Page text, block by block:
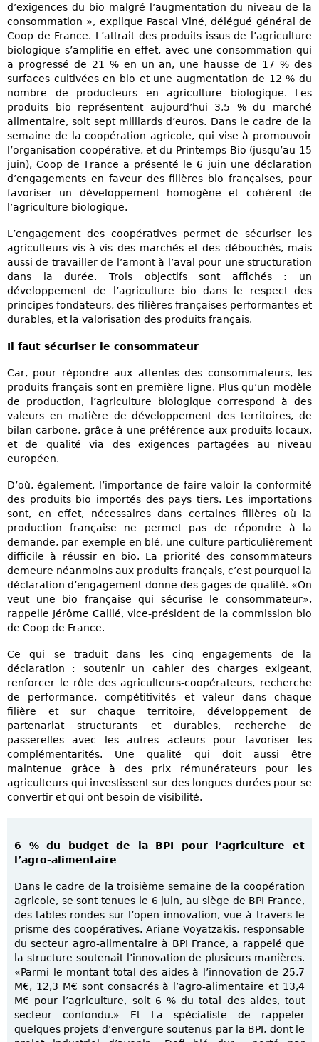
d’exigences du bio malgré l’augmentation du niveau de la
consommation », explique Pascal Viné, délégué général de
Coop de France. L’attrait des produits issus de l’agriculture
biologique s’amplifie en effet, avec une consommation qui
a progressé de 21 % en un an, une hausse de 17 % des
surfaces cultivées en bio et une augmentation de 12 % du
nombre de producteurs en agriculture biologique. Les
produits bio représentent aujourd’hui 3,5 % du marché
alimentaire, soit sept milliards d’euros. Dans le cadre de la
semaine de la coopération agricole, qui vise à promouvoir
l’organisation coopérative, et du Printemps Bio (jusqu’au 15
juin), Coop de France a présenté le 6 juin une déclaration
d’engagements en faveur des filières bio françaises, pour
favoriser un développement homogène et cohérent de
l’agriculture biologique.
L’engagement des coopératives permet de sécuriser les
agriculteurs vis-à-vis des marchés et des débouchés, mais
aussi de travailler de l’amont à l’aval pour une structuration
dans la durée. Trois objectifs sont affichés : un
développement de l’agriculture bio dans le respect des
principes fondateurs, des filières françaises performantes et
durables, et la valorisation des produits français.
Il faut sécuriser le consommateur
Car, pour répondre aux attentes des consommateurs, les
produits français sont en première ligne. Plus qu’un modèle
de production, l’agriculture biologique correspond à des
valeurs en matière de développement des territoires, de
bilan carbone, grâce à une préférence aux produits locaux,
et de qualité via des exigences partagées au niveau
européen.
D’où, également, l’importance de faire valoir la conformité
des produits bio importés des pays tiers. Les importations
sont, en effet, nécessaires dans certaines filières où la
production française ne permet pas de répondre à la
demande, par exemple en blé, une culture particulièrement
difficile à réussir en bio. La priorité des consommateurs
demeure néanmoins aux produits français, c’est pourquoi la
déclaration d’engagement donne des gages de qualité. «On
veut une bio française qui sécurise le consommateur»,
rappelle Jérôme Caillé, vice-président de la commission bio
de Coop de France.
Ce qui se traduit dans les cinq engagements de la
déclaration : soutenir un cahier des charges exigeant,
renforcer le rôle des agriculteurs-coopérateurs, recherche
de performance, compétitivités et valeur dans chaque
filière et sur chaque territoire, développement de
partenariat structurants et durables, recherche de
passerelles avec les autres acteurs pour favoriser les
complémentarités. Une qualité qui doit aussi être
maintenue grâce à des prix rémunérateurs pour les
agriculteurs qui investissent sur des longues durées pour se
convertir et qui ont besoin de visibilité.
6 % du budget de la BPI pour l’agriculture et
l’agro-alimentaire
Dans le cadre de la troisième semaine de la coopération
agricole, se sont tenues le 6 juin, au siège de BPI France,
des tables-rondes sur l’open innovation, vue à travers le
prisme des coopératives. Ariane Voyatzakis, responsable
du secteur agro-alimentaire à BPI France, a rappelé que
la structure soutenait l’innovation de plusieurs manières.
«Parmi le montant total des aides à l’innovation de 25,7
M€, 12,3 M€ sont consacrés à l’agro-alimentaire et 13,4
M€ pour l’agriculture, soit 6 % du total des aides, tout
secteur confondu.» Et La spécialiste de rappeler
quelques projets d’envergure soutenus par la BPI, dont le